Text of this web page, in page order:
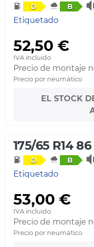
D B
Etiquetado
52,50 €
IVA incluido
Precio de montaje
Precio por neumático
EL STOCK
175/65 R14 86
D B
Etiquetado
53,00 €
IVA incluido
Precio de montaje
Precio por neumático